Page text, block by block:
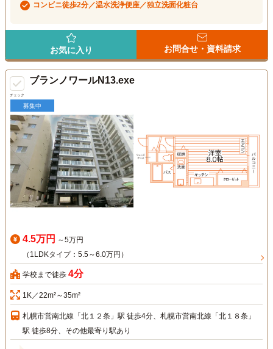
コンビニ徒歩2分／温水洗浄便座／独立洗面化粧台
お気に入り お問合せ・資料請求
チェック
ブランノワールN13.exe
募集中
4.5万円 ～5万円
（1LDKタイプ：5.5～6.0万円）
学校まで徒歩 4分
1K／22m²～35m²
札幌市営南北線「北１２条」駅 徒歩4分、札幌市営南北線「北１８条」
駅 徒歩8分、その他最寄り駅あり